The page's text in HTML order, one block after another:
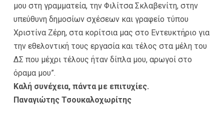
μου στη γραμματεία, την Φιλίτσα Σκλαβενίτη, στην
υπεύθυνη δημοσίων σχέσεων και γραφείο τύπου
Χριστίνα Ζέρη, στα κορίτσια μας στο Εντευκτήριο για
την εθελοντική τους εργασία και τέλος στα μέλη του
ΔΣ που μέχρι τέλους ήταν δίπλα μου, αρωγοί στο
όραμα μου”.
Καλή συνέχεια, πάντα με επιτυχίες.
Παναγιώτης Τσουκαλοχωρίτης